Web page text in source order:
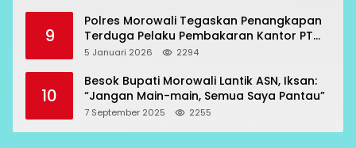
9
Polres Morowali Tegaskan Penangkapan
Terduga Pelaku Pembakaran Kantor PT
RCP Sesuai Prosedur
5 Januari 2026 2294
10
Besok Bupati Morowali Lantik ASN, Iksan:
“Jangan Main-main, Semua Saya Pantau”
7 September 2025 2255